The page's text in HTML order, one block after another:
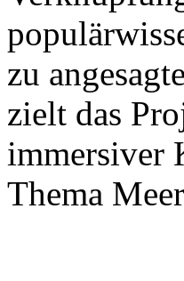
zu
zielt das
immersiver
Thema